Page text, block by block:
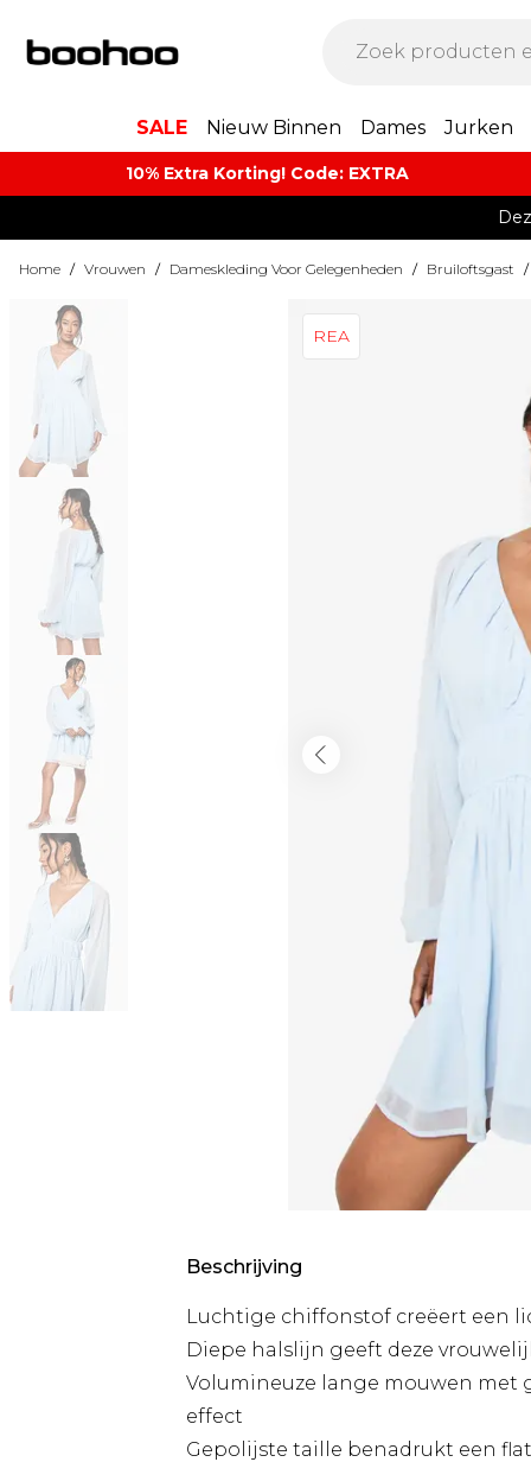
SALE Nieuw Binnen Dames Jurken
10% Extra Korting! Code: EXTRA​
Home / Vrouwen / Dameskleding Voor Gelegenheden / Bruiloftsgast /
REA
Beschrijving
Luchtige chiffonstof creëert een
Diepe halslijn geeft deze
Volumineuze lange mouwen met
effect
Gepolijste taille benadrukt een